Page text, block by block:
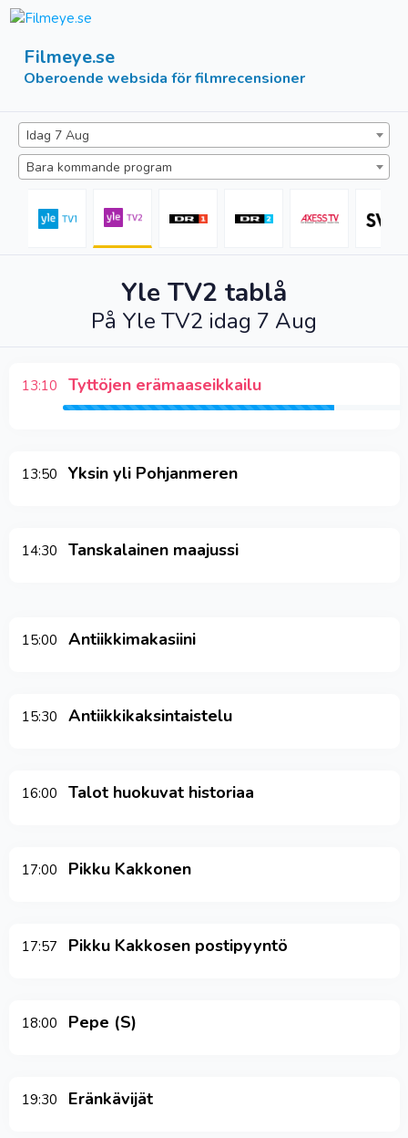
Filmeye.se
Oberoende websida för filmrecensioner
Idag 7 Aug
Bara kommande program
Yle TV2 tablå
På Yle TV2 idag 7 Aug
13:10 Tyttöjen erämaaseikkailu
13:50 Yksin yli Pohjanmeren
14:30 Tanskalainen maajussi
15:00 Antiikkimakasiini
15:30 Antiikkikaksintaistelu
16:00 Talot huokuvat historiaa
17:00 Pikku Kakkonen
17:57 Pikku Kakkosen postipyyntö
18:00 Pepe (S)
19:30 Eränkävijät